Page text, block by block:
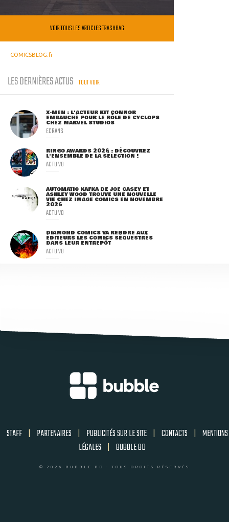
VOIR TOUS LES ARTICLES TRASHBAG
COMICSBLOG.fr
LES DERNIÈRES ACTUS TOUT VOIR
X-MEN : L'ACTEUR KIT CONNOR
EMBAUCHÉ POUR LE RÔLE DE CYCLOPS
CHEZ MARVEL STUDIOS
ECRANS
RINGO AWARDS 2026 : DÉCOUVREZ
L'ENSEMBLE DE LA SÉLECTION !
ACTU VO
AUTOMATIC KAFKA DE JOE CASEY ET
ASHLEY WOOD TROUVE UNE NOUVELLE
VIE CHEZ IMAGE COMICS EN NOVEMBRE
2026
ACTU VO
DIAMOND COMICS VA RENDRE AUX
ÉDITEURS LES COMICS SÉQUESTRÉS
DANS LEUR ENTREPÔT
ACTU VO
STAFF | PARTENAIRES | PUBLICITÉS SUR LE SITE | CONTACTS | MENTIONS
LÉGALES | BUBBLE BD
© 2026 BUBBLE BD - TOUS DROITS RÉSERVÉS